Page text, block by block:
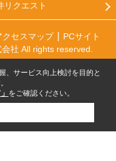
リクエスト
クセスマップ
PCサイト
社 All rights reserved.
、サービス向上検討を目的と
をご確認ください。